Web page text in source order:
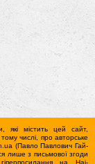
які містить цей сайт,
числі, про авторське
(Павло Павлович Гай-
лише з письмової згоди
на Hai-